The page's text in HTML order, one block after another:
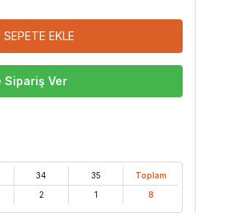
SEPETE EKLE
Sipariş Ver
34
2
35
1
Toplam
8